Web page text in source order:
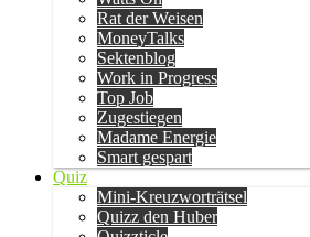
Rat der Weisen
MoneyTalks
Sektenblog
Work in Progress
Top Job
Zugestiegen
Madame Energie
Smart gespart
Quiz
Mini-Kreuzworträtsel
Quizz den Huber